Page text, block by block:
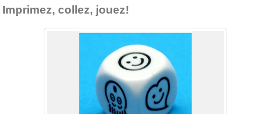
Imprimez, collez, jouez!